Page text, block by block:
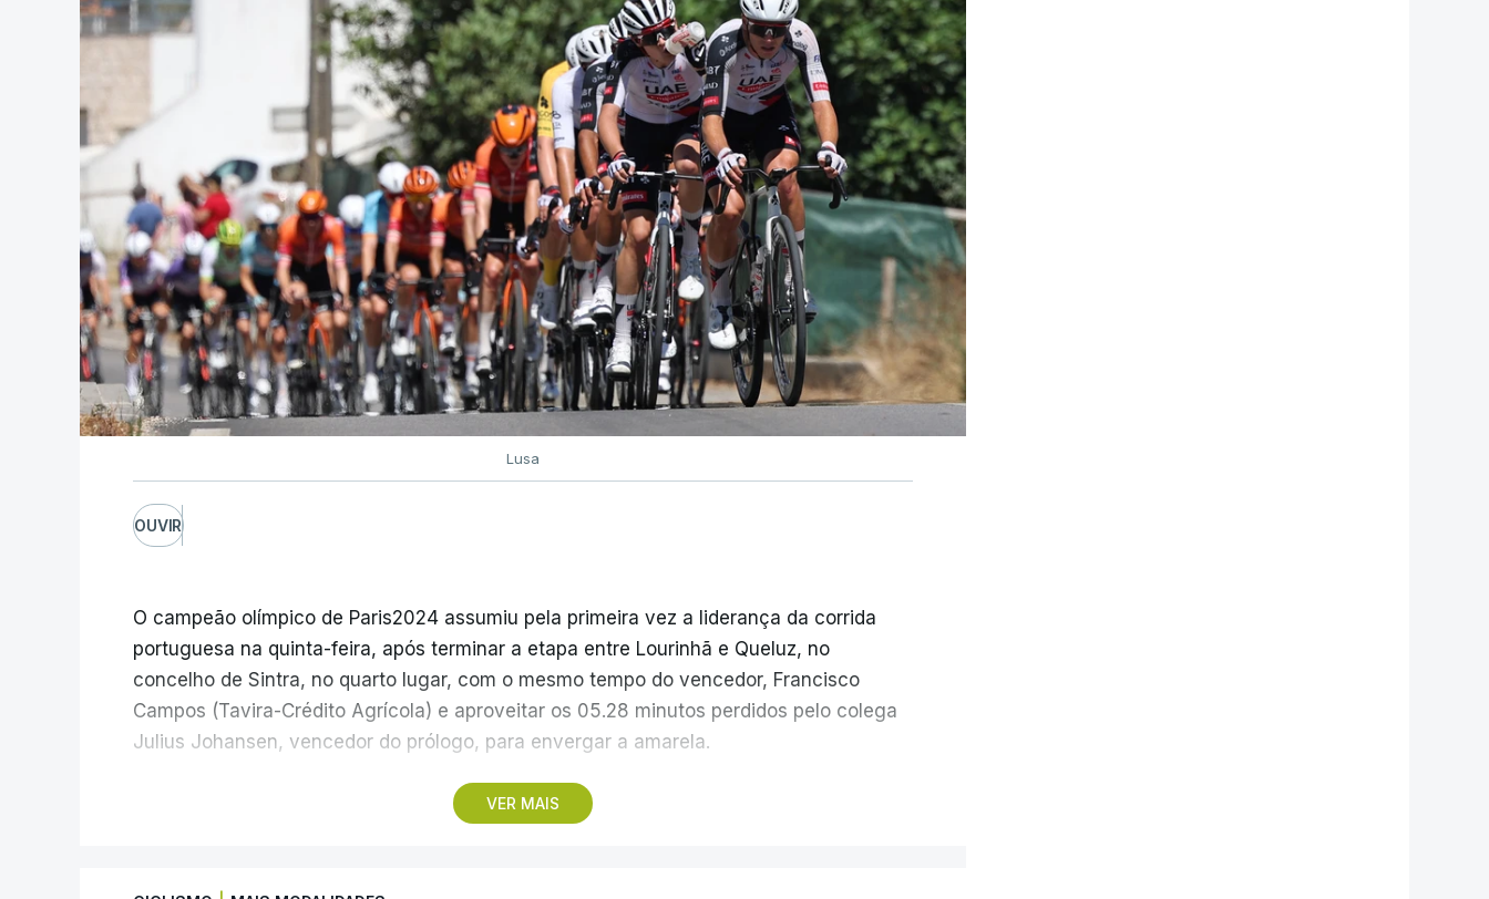
Lusa
OUVIR
VER MAIS
O campeão olímpico de Paris2024 assumiu pela primeira vez a liderança da corrida
portuguesa na quinta-feira, após terminar a etapa entre Lourinhã e Queluz, no
concelho de Sintra, no quarto lugar, com o mesmo tempo do vencedor, Francisco
Campos (Tavira-Crédito Agrícola) e aproveitar os 05.28 minutos perdidos pelo colega
Julius Johansen, vencedor do prólogo, para envergar a amarela.
Três anos depois da etapa que ligou Sines e Loulé, com vitória de João Matias (Tavfer-